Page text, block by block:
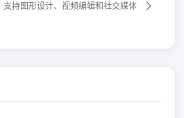
支持图形设计、视频编辑和社交媒体